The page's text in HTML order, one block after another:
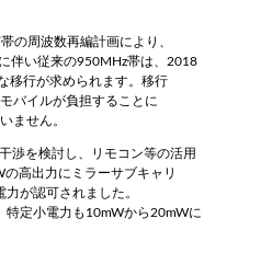
Solutionです。
の周波数再編計画により、
伴い従来の950MHz帯は、2018
移行が求められます。移行
バイルが負担することに
ません。
渉を検討し、リモコン等の活用
高出力にミラーサブキャリ
が認可されました。
定小電力も10mWから20mWに